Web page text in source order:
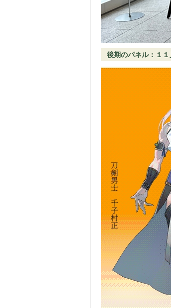
後期のパネル：１